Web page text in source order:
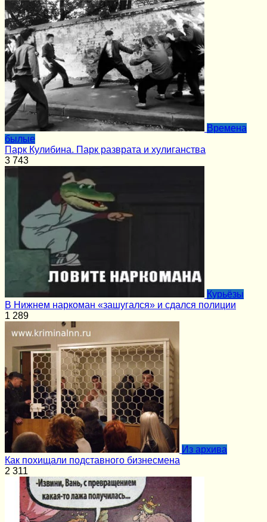
Времена
былые
Парк Кулибина. Парк разврата и хулиганства
3 743
Курьёзы
В Нижнем наркоман «зашугался» и сдался полиции
1 289
Из архива
Как похищали подставного бизнесмена
2 311